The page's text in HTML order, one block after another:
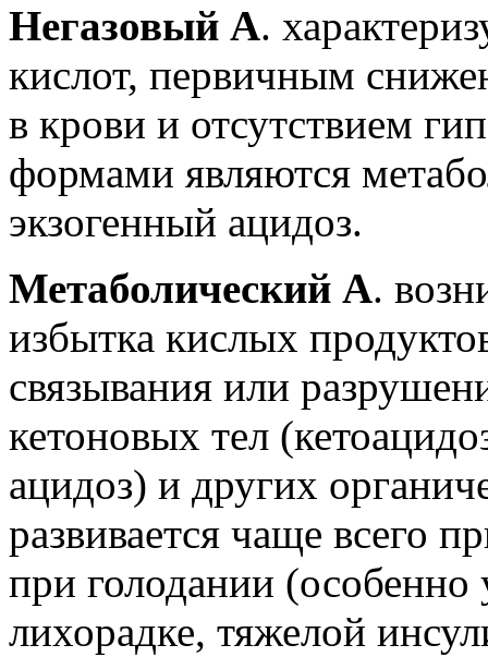
Негазовый А.
кислот, первичным
в крови и отсутствием
формами являются
экзогенный ацидоз.
Метаболический А.
избытка кислых
связывания или
кетоновых тел
ацидоз) и других
развивается чаще всего
при голодании (особенно
лихорадке, тяжелой